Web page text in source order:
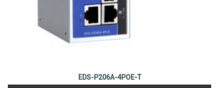
EDS-P206A-4POE-T